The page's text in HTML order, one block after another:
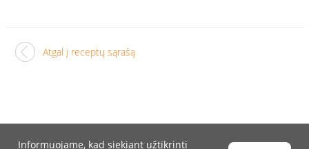
Atgal į receptų sąrašą
Informuojame, kad siekiant užtikrinti